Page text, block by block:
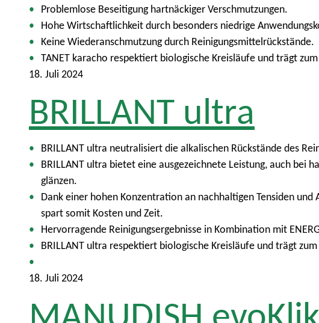
Problemlose Beseitigung hartnäckiger Verschmutzungen.
Hohe Wirtschaftlichkeit durch besonders niedrige
Keine Wiederanschmutzung durch Reinigungsmittelrückstände.
TANET karacho respektiert biologische Kreisläufe und trägt
18. Juli 2024
BRILLANT ultra
BRILLANT ultra neutralisiert die alkalischen Rückstände des
BRILLANT ultra bietet eine ausgezeichnete Leistung, auch bei
glänzen.
Dank einer hohen Konzentration an nachhaltigen Tensiden
spart somit Kosten und Zeit.
Hervorragende Reinigungsergebnisse in Kombination mit
BRILLANT ultra respektiert biologische Kreisläufe und trägt
18. Juli 2024